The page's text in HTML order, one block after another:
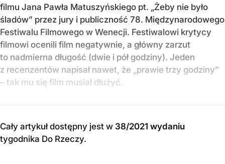
filmu Jana Pawła Matuszyńskiego pt. „Żeby nie było
śladów” przez jury i publiczność 78. Międzynarodowego
Festiwalu Filmowego w Wenecji. Festiwalowi krytycy
filmowi ocenili film negatywnie, a główny zarzut
to nadmierna długość (dwie i pół godziny). Jeden
z recenzentów napisał nawet, że „prawie trzy godziny”
– tak mu się film musiał dłużyć.
Cały artykuł dostępny jest w 38/2021 wydaniu
tygodnika Do Rzeczy.